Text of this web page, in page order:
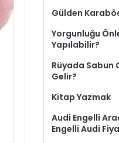
Gülden
Yorgunluğu
Yapılabilir?
Rüyada Sabun
Gelir?
Kitap Yazmak
Audi Engelli
Engelli Audi